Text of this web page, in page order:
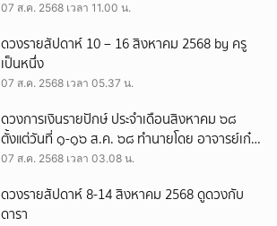
07 ส.ค. 2568 เวลา 11.00 น.
ดวงรายสัปดาห์ 10 – 16 สิงหาคม 2568 by ครู
เป็นหนึ่ง
07 ส.ค. 2568 เวลา 05.37 น.
ดวงการเงินรายปักษ์ ประจำเดือนสิงหาคม ๖๘
ตั้งแต่วันที่ ๑-๑๖ ส.ค. ๖๘ ทำนายโดย อาจารย์เก๋
“สื่อจิตพิฆาตดวง”
07 ส.ค. 2568 เวลา 03.08 น.
ดวงรายสัปดาห์ 8-14 สิงหาคม 2568 ดูดวงกับ
ดารา